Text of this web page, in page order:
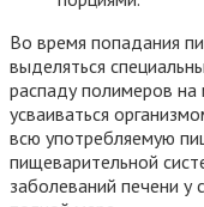
Во время попадания
выделяться
распаду полимеров
усваиваться
всю употребляемую
пищеварительной
заболеваний печени у